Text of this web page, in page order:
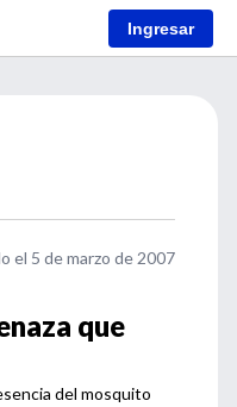
Ingresar
el 5 de marzo de 2007
que
del mosquito